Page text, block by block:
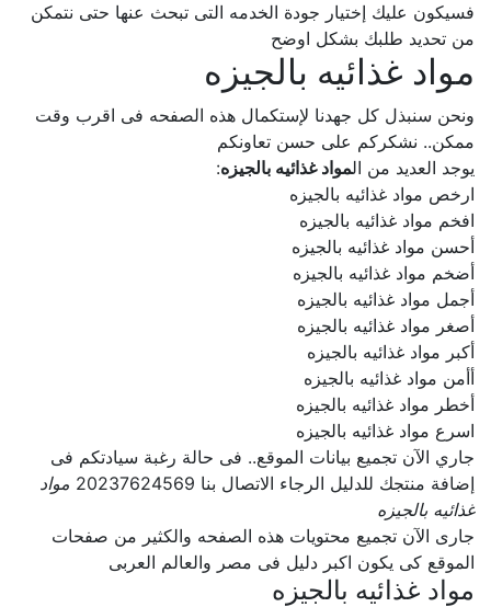
فسيكون عليك إختيار جودة الخدمه التى تبحث عنها حتى نتمكن
من تحديد طلبك بشكل اوضح
مواد غذائيه بالجيزه
ونحن سنبذل كل جهدنا لإستكمال هذه الصفحه فى اقرب وقت
ممكن.. نشكركم على حسن تعاونكم
يوجد العديد من ال مواد غذائيه بالجيزه:
ارخص مواد غذائيه بالجيزه
افخم مواد غذائيه بالجيزه
أحسن مواد غذائيه بالجيزه
أضخم مواد غذائيه بالجيزه
أجمل مواد غذائيه بالجيزه
أصغر مواد غذائيه بالجيزه
أكبر مواد غذائيه بالجيزه
أأمن مواد غذائيه بالجيزه
أخطر مواد غذائيه بالجيزه
اسرع مواد غذائيه بالجيزه
جاري الآن تجميع بيانات الموقع.. فى حالة رغبة سيادتكم فى
إضافة منتجك للدليل الرجاء الاتصال بنا 20237624569
مواد
غذائيه بالجيزه
جارى الآن تجميع محتويات هذه الصفحه والكثير من صفحات
الموقع كى يكون اكبر دليل فى مصر والعالم العربى
مواد غذائيه بالجيزه